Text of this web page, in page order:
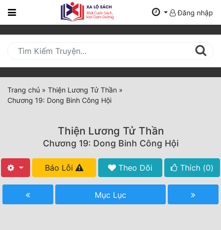
Trang
Mới
Cập
Nhật
(current)
Tất Cả
Hoàn Thành
Đăng nhập
Trang chủ » Thiện Lương Tử Thần »
Chương 19: Dong Binh Công Hội
Thiện Lương Tử Thần
Chương 19: Dong Binh Công Hội
Báo Lỗi Theo Dõi Thích (0)
Mục Lục